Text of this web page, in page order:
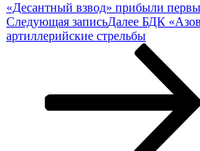
«Десантный взвод» прибыли
Следующая записьДалее БДК
артиллерийские стрельбы